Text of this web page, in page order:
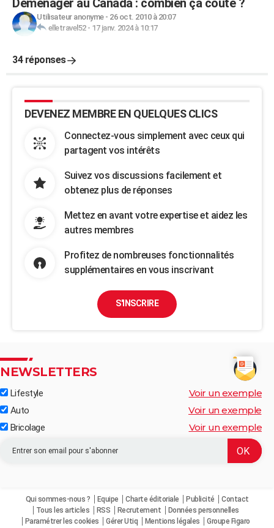
Déménager au Canada : combien ça coûte ?
Utilisateur anonyme- 26 oct. 2010 à 20:07
elletravel52- 17 janv. 2024 à 10:17
34 réponses
DEVENEZ MEMBRE EN QUELQUES CLICS
Connectez-vous simplement avec ceux qui
partagent vos intérêts
Suivez vos discussions facilement et
obtenez plus de réponses
Mettez en avant votre expertise et aidez les
autres membres
Profitez de nombreuses fonctionnalités
supplémentaires en vous inscrivant
S'INSCRIRE
NEWSLETTERS
Lifestyle Voir un exemple
Auto Voir un exemple
Bricolage Voir un exemple
Qui sommes-nous ? Equipe Charte éditoriale Publicité
Contact
Tous les articles
RSS Recrutement
Données personnelles
Paramétrer les cookies
Gérer Utiq Mentions légales Groupe Figaro